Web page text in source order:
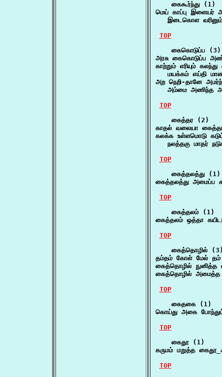
    கைகூர்ந்து (1)
மெய் காப்பு இளையர்
இடைகொள
TOP
    கைகொடுப்ப (3)
அரசு கைகொடுப்ப
காற்றும் எரியும்
மயக்கம் எய்தி
அற நெறி-தானே
அம்மை அணிந்த
TOP
    கைத்தர (2)
காதல் வலையா
கலக்க உள்ளமொடு
நலத்தகு மாதர்
TOP
    கைத்தலத்து (1)
கைத்தலத்து அமைப்ப
TOP
    கைத்தலம் (1)
கைத்தலம் ஒத்தா
TOP
கைத்தொழில்
தம்தம் கோள் மேல்
கைத்தொழில்
கைத்தொழில் அமைத்த
TOP
    கைதகை (1)
கொய்து அகை
TOP
    கைதூ (1)
கருமம் மறுத்த
TOP